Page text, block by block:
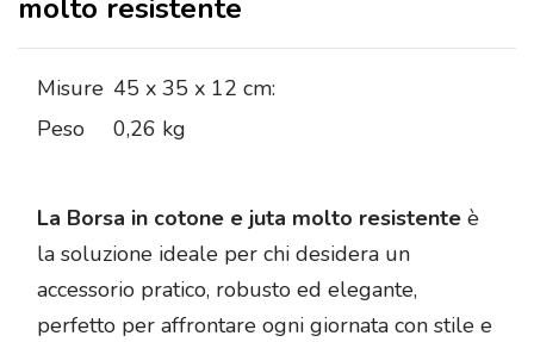
molto resistente
Misure 45 x 35 x 12 cm:
Peso
0,26 kg
La Borsa in cotone e juta molto resistente è
la soluzione ideale per chi desidera un
accessorio pratico, robusto ed elegante,
perfetto per affrontare ogni giornata con stile e